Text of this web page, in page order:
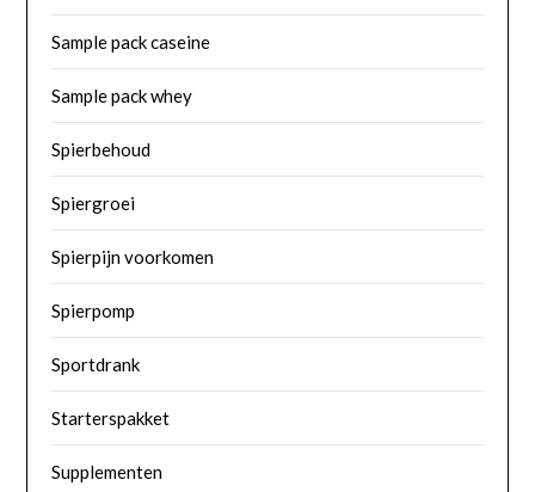
Sample pack caseine
Sample pack whey
Spierbehoud
Spiergroei
Spierpijn voorkomen
Spierpomp
Sportdrank
Starterspakket
Supplementen